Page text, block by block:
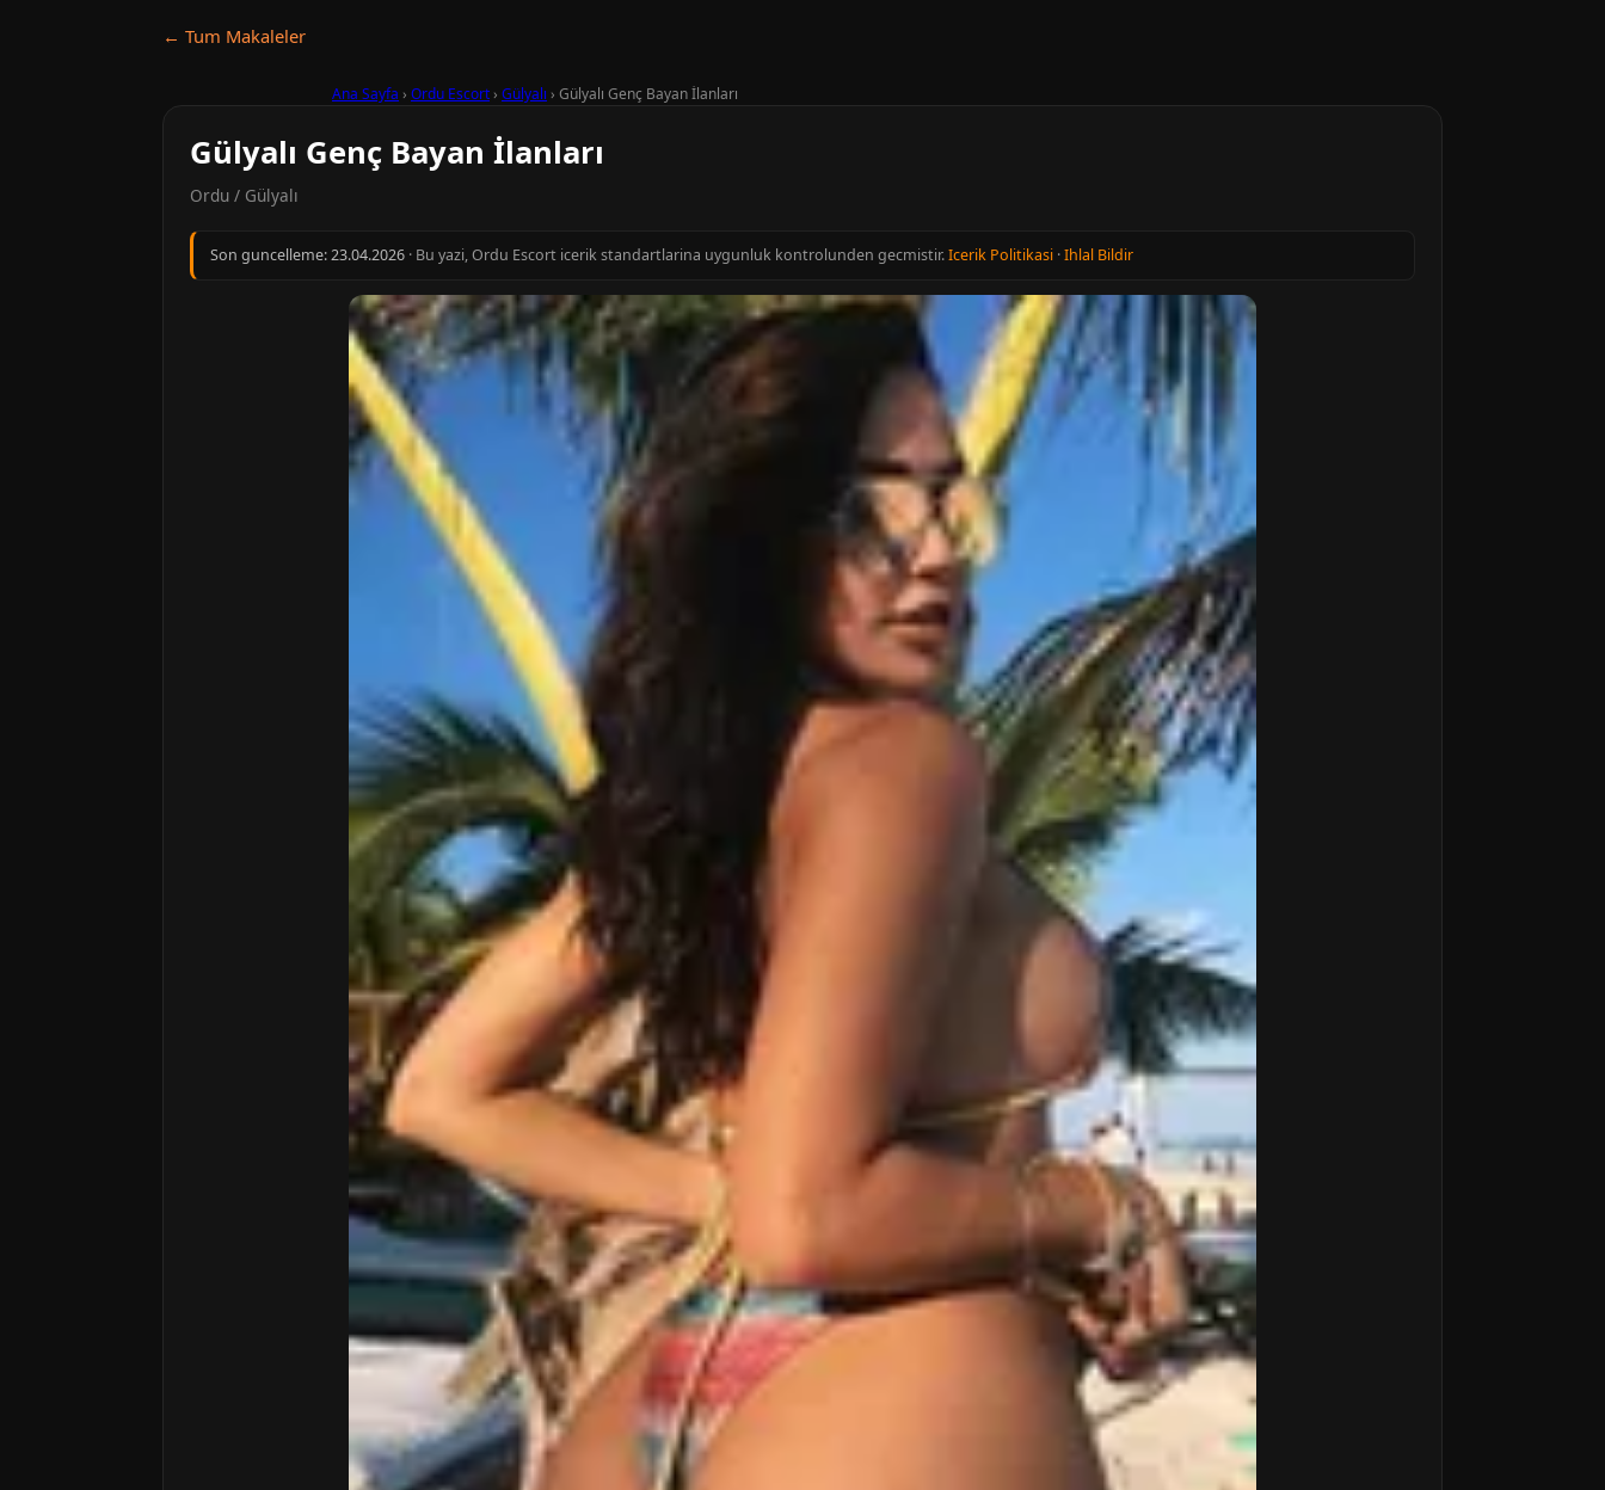
← Tum Makaleler
Ana Sayfa › Ordu Escort› Gülyalı › Gülyalı Genç Bayan İlanları
Gülyalı Genç Bayan İlanları
Ordu / Gülyalı
Son guncelleme:23.04.2026 · Bu yazi, Ordu Escort icerik standartlarina uygunluk kontrolunden gecmistir.Icerik Politikasi ·Ihlal Bildir